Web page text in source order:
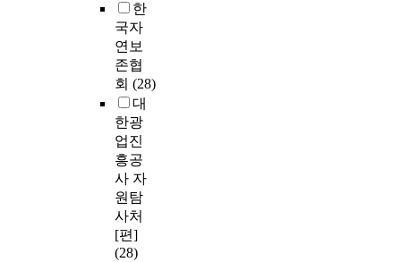
한
국자
연보
존협
회 (28)
대
한광
업진
흥공
사 자
원탐
사처
[편]
(28)